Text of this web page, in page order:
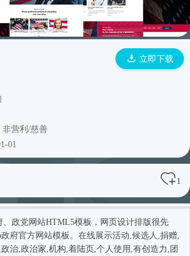
立即下载
非营利/慈善
01
1
、政党网站HTML5模板 ，网页设计排版很先
政府官方网站模板 。在线展示活动,候选人,捐赠,
治,政治家,机构,着陆页,个人使用,有创造力,团